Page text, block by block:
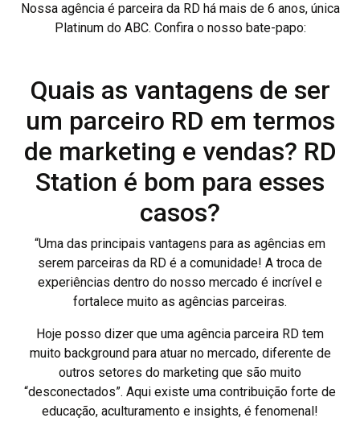
Nossa agência é parceira da RD há mais de 6 anos, única
Platinum do ABC. Confira o nosso bate-papo:
Quais as vantagens de ser
um parceiro RD em termos
de marketing e vendas? RD
Station é bom para esses
casos?
“Uma das principais vantagens para as agências em
serem parceiras da RD é a comunidade! A troca de
experiências dentro do nosso mercado é incrível e
fortalece muito as agências parceiras.
Hoje posso dizer que uma agência parceira RD tem
muito background para atuar no mercado, diferente de
outros setores do marketing que são muito
“desconectados”. Aqui existe uma contribuição forte de
educação, aculturamento e insights, é fenomenal!